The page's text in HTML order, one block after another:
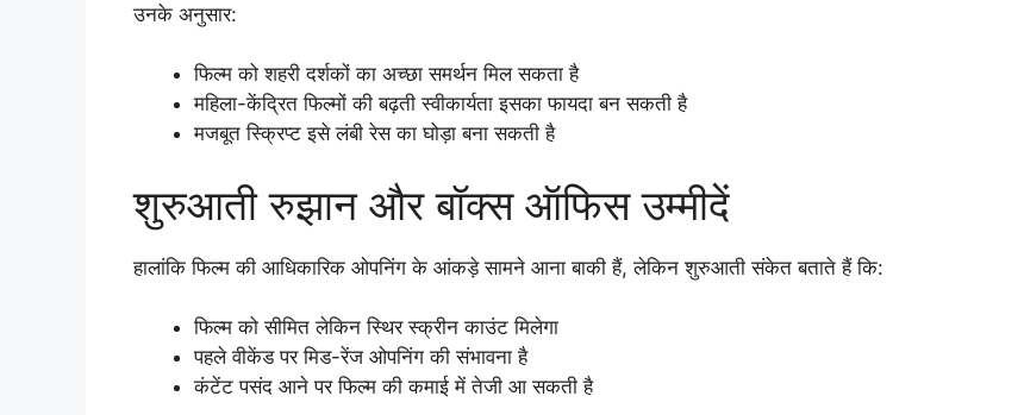
उनके अनुसार:
फिल्म को शहरी दर्शकों का अच्छा समर्थन मिल सकता है
महिला-केंद्रित फिल्मों की बढ़ती स्वीकार्यता इसका फायदा बन सकती है
मजबूत स्क्रिप्ट इसे लंबी रेस का घोड़ा बना सकती है
शुरुआती रुझान और बॉक्स ऑफिस उम्मीदें
हालांकि फिल्म की आधिकारिक ओपनिंग के आंकड़े सामने आना बाकी हैं, लेकिन शुरुआती संकेत बताते हैं कि:
फिल्म को सीमित लेकिन स्थिर स्क्रीन काउंट मिलेगा
पहले वीकेंड पर मिड-रेंज ओपनिंग की संभावना है
कंटेंट पसंद आने पर फिल्म की कमाई में तेजी आ सकती है